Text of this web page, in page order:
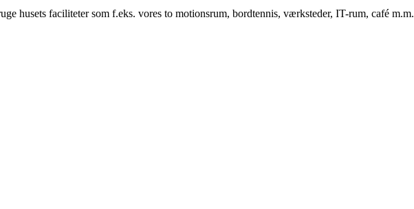
husets faciliteter som f.eks. vores to motionsrum, bordtennis, værksteder, IT-rum, café m.m.